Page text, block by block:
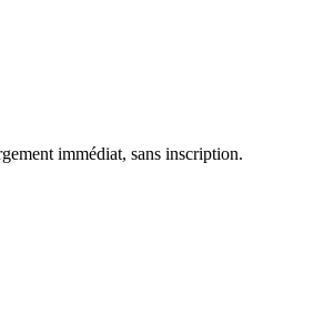
immédiat, sans inscription.